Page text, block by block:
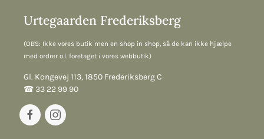
Urtegaarden Frederiksberg
(OBS: Ikke vores butik men en shop in shop, så de kan ikke hjælpe
med ordrer o.l. foretaget i vores webbutik)
Gl. Kongevej 113, 1850 Frederiksberg C
☎︎ 33 22 99 90